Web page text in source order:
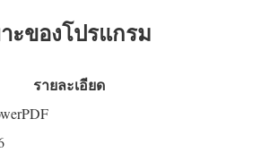
ะของโปรแกรม
รายละเอียด